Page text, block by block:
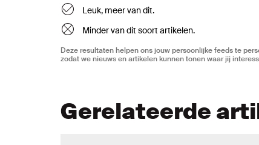
Leuk, meer van dit.
Minder van dit soort artikelen.
Deze resultaten helpen ons jouw persoonlijke feeds te
zodat we nieuws en artikelen kunnen tonen waar jij
Gerelateerde